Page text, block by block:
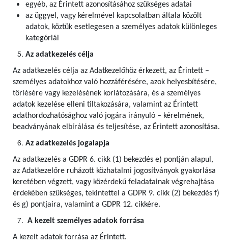
egyéb, az Érintett azonosításához szükséges adatai
az üggyel, vagy kérelmével kapcsolatban általa közölt
adatok, köztük esetlegesen a személyes adatok különleges
kategóriái
Az adatkezelés célja
Az adatkezelés célja az Adatkezelőhöz érkezett, az Érintett –
személyes adatokhoz való hozzáférésére, azok helyesbítésére,
törlésére vagy kezelésének korlátozására, és a személyes
adatok kezelése elleni tiltakozására, valamint az Érintett
adathordozhatósághoz való jogára irányuló – kérelmének,
beadványának elbírálása és teljesítése, az Érintett azonosítása.
Az adatkezelés jogalapja
Az adatkezelés a GDPR 6. cikk (1) bekezdés e) pontján alapul,
az Adatkezelőre ruházott közhatalmi jogosítványok gyakorlása
keretében végzett, vagy közérdekű feladatainak végrehajtása
érdekében szükséges, tekintettel a GDPR 9. cikk (2) bekezdés f)
és g) pontjaira, valamint a GDPR 12. cikkére.
A kezelt személyes adatok forrása
A kezelt adatok forrása az Érintett.